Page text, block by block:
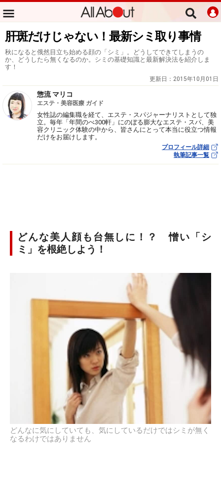
肝斑だけじゃない！最新シミ取り事情
秋になると俄然目立ち始める顔の「シミ」。どうしてできてしまうの
か、どうしたら無くなるのか。シミの基礎知識と最新解決法を紹介しま
す！
更新日： 2015年10月01日
惣流 マリコ
エステ・美容医療 ガイド
女性誌の編集職を経て、エステ・スパジャーナリストとして独
立。毎年「年間のべ300軒」にのぼる膨大なエステ・スパ、美
容クリニック体験の中から、皆さんにとって本当に役立つ情報
だけをお届けします。
プロフィール詳細
執筆記事一覧
どんな美人顔も台無しに！？ 憎い「シ
ミ」を根絶しよう！
どんなに気にしていても、気にしているだけではシミが無く
なるわけではありません